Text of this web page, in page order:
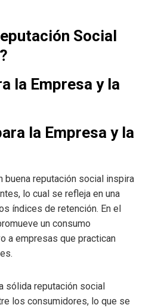
Social
la Empresa y la
la Empresa y la
buena reputación social inspira
lo cual se refleja en una
índices de retención. En el
un consumo
a empresas que practican
sólida reputación social
los consumidores, lo que se